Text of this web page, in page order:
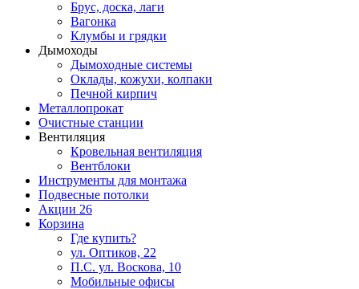
Брус, доска, лаги
Вагонка
Клумбы и грядки
Дымоходы
Дымоходные системы
Оклады, кожухи, колпаки
Печной кирпич
Металлопрокат
Очистные станции
Вентиляция
Кровельная вентиляция
Вентблоки
Инструменты для монтажа
Подвесные потолки
Акции 26
Корзина
Где купить?
ул. Оптиков, 22
П.С. ул. Воскова, 10
Мобильные офисы